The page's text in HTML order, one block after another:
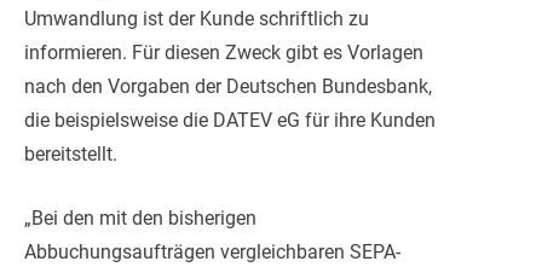
Umwandlung ist der Kunde schriftlich zu
informieren. Für diesen Zweck gibt es Vorlagen
nach den Vorgaben der Deutschen Bundesbank,
die beispielsweise die DATEV eG für ihre Kunden
bereitstellt.
„Bei den mit den bisherigen
Abbuchungsaufträgen vergleichbaren SEPA-